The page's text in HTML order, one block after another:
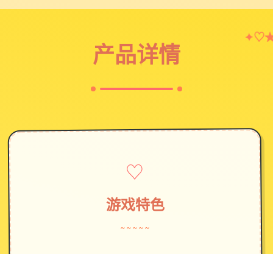
产品详情
✦♡
♡
游戏特色
~~~~~